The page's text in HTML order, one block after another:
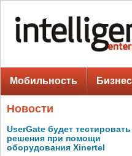
Мобильность
Новости
UserGate будет
решения при помощи
оборудования Xinertel